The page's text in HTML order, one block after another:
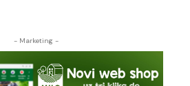
- Marketing -